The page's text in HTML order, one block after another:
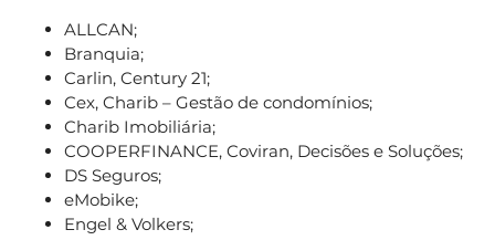
ALLCAN;
Branquia;
Carlin, Century 21;
Cex, Charib – Gestão de condomínios;
Charib Imobiliária;
COOPERFINANCE, Coviran, Decisões e Soluções;
DS Seguros;
eMobike;
Engel & Volkers;